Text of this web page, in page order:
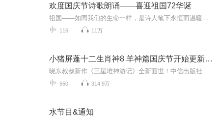
欢度国庆节诗歌朗诵——喜迎祖国72华诞
116 11万
小猪屏蓬十二生肖神8 羊神篇国庆节开始更新啦！
550 314.9万
水节目&通知